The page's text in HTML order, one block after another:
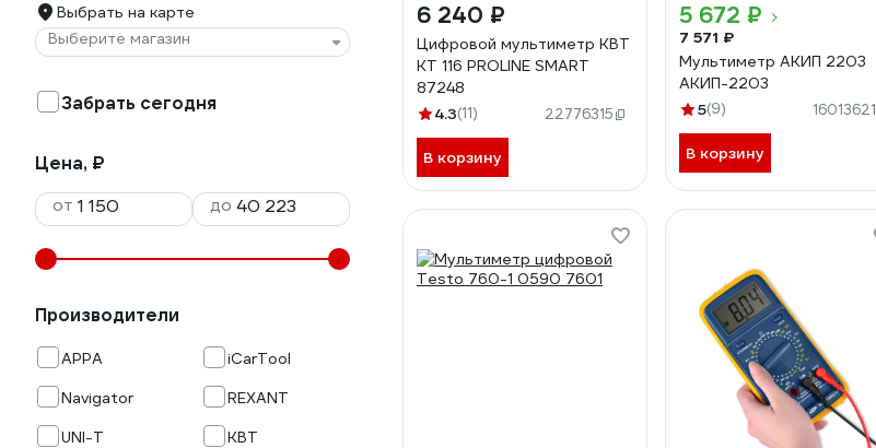
Выбрать на карте
Выберите магазин
Забрать сегодня
Цена, ₽
от
до
Производители
APPA
iCarTool
Navigator
REXANT
UNI-T
КВТ
6 240 ₽
Цифровой мультиметр КВТ
KT 116 PROLINE SMART
87248
4.3(11) 22776315
В корзину
5 672 ₽
7 571 ₽
Мультиметр АКИП 2203
АКИП-2203
5(9) 16013621
В корзину